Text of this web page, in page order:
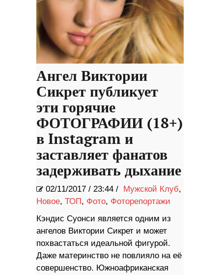
Ангел Виктории
Сикрет публикует
эти горячие
ФОТОГРАФИИ (18+)
в Instagram и
заставляет фанатов
задерживать дыхание
02/11/2017 / 23:44 / Мужской Клуб,
Новое, ТОП, Фото, Фоторепортажи
Кэндис Суонси является одним из
ангелов Виктории Сикрет и может
похвастаться идеальной фигурой.
Даже материнство не повлияло на её
совершенство. Южноафриканская